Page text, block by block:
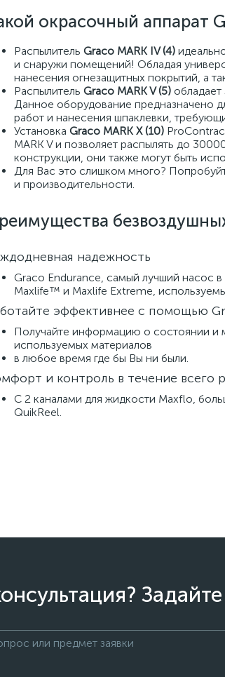
окрасочный аппарат
Распылитель Graco MARK IV (4)
и снаружи помещений! Обладая
нанесения огнезащитных покрытий, а
Распылитель Graco MARK V (5)
Данное оборудование предназначено
работ и нанесения шпаклевки,
Установка Graco MARK X (10)
MARK V и позволяет распылять до
конструкции, они также могут быть
Для Вас это слишком много?
и производительности.
надежность
Graco Endurance, самый лучший насос
Maxlife™ и Maxlife Extreme,
эффективнее с помощью
Получайте информацию о состоянии и
используемых материалов
в любое время где бы Вы ни были.
и контроль в течение всего
C 2 каналами для жидкости Maxflo,
QuikReel.